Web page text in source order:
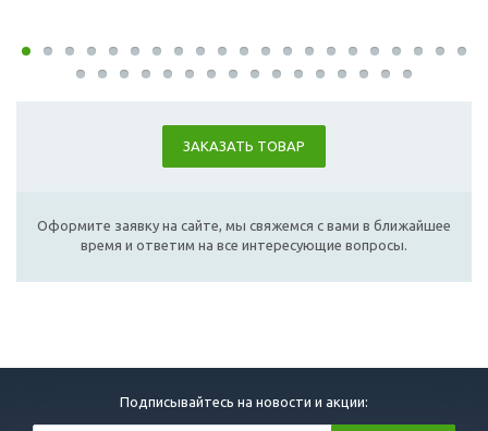
ЗАКАЗАТЬ ТОВАР
Оформите заявку на сайте, мы свяжемся с вами в ближайшее
время и ответим на все интересующие вопросы.
Подписывайтесь на новости и акции: